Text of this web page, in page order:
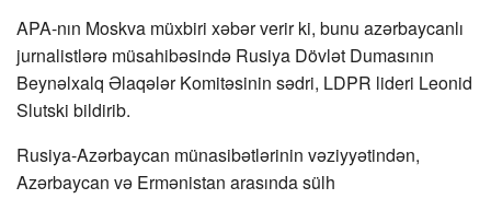
APA-nın Moskva müxbiri xəbər verir ki, bunu azərbaycanlı
jurnalistlərə müsahibəsində Rusiya Dövlət Dumasının
Beynəlxalq Əlaqələr Komitəsinin sədri, LDPR lideri Leonid
Slutski bildirib.
Rusiya-Azərbaycan münasibətlərinin vəziyyətindən,
Azərbaycan və Ermənistan arasında sülh